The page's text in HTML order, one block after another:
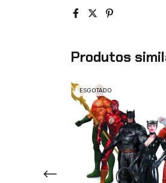
Produtos
ESGOTADO